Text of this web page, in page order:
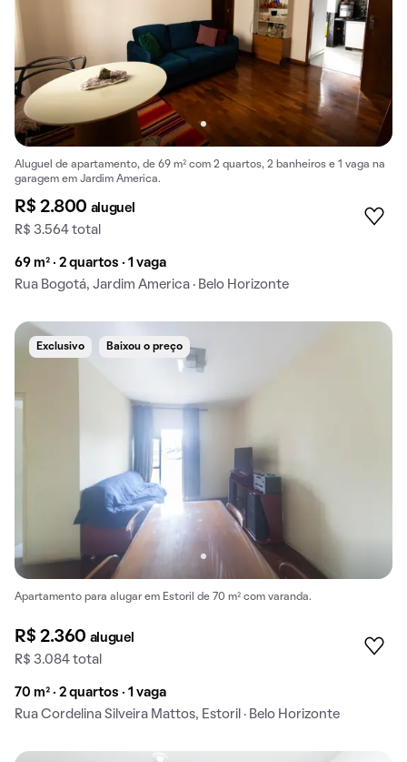
Aluguel de apartamento, de 69 m² com 2 quartos, 2 banheiros e 1 vaga na
garagem em Jardim America.
R$ 2.800 aluguel
R$ 3.564 total
69 m² · 2 quartos · 1 vaga
Rua Bogotá, Jardim America · Belo Horizonte
Exclusivo Baixou o preço
Apartamento para alugar em Estoril de 70 m² com varanda.
R$ 2.360 aluguel
R$ 3.084 total
70 m² · 2 quartos · 1 vaga
Rua Cordelina Silveira Mattos, Estoril · Belo Horizonte